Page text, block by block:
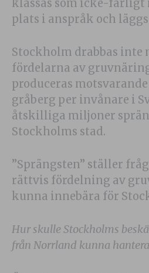
klassas som icke-
plats i anspråk och läggs
Stockholm drabbas inte
fördelarna av
produceras
gråberg per invånare i
åtskilliga miljoner
Stockholms stad.
”Sprängsten” ställer
rättvis fördelning av
kunna innebära för
Hur skulle Stockholms
från Norrland kunna